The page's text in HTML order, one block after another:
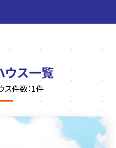
ウス一覧
ス件数：1件